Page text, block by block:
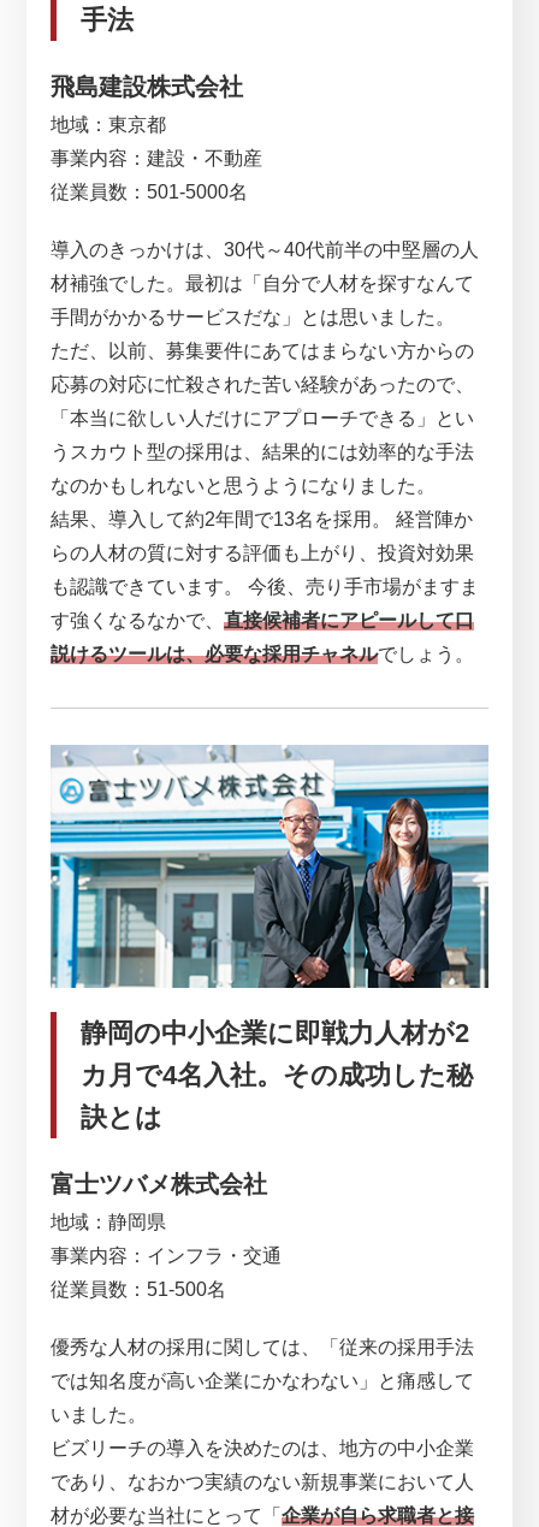
手法
飛島建設株式会社
地域：東京都
事業内容：建設・不動産
従業員数：501-5000名
導入のきっかけは、30代～40代前半の中堅層の人
材補強でした。最初は「自分で人材を探すなんて
手間がかかるサービスだな」とは思いました。
ただ、以前、募集要件にあてはまらない方からの
応募の対応に忙殺された苦い経験があったので、
「本当に欲しい人だけにアプローチできる」とい
うスカウト型の採用は、結果的には効率的な手法
なのかもしれないと思うようになりました。
結果、導入して約2年間で13名を採用。 経営陣か
らの人材の質に対する評価も上がり、投資対効果
も認識できています。 今後、売り手市場がますま
す強くなるなかで、直接候補者にアピールして口
説けるツールは、必要な採用チャネルでしょう。
静岡の中小企業に即戦力人材が2
カ月で4名入社。その成功した秘
訣とは
富士ツバメ株式会社
地域：静岡県
事業内容：インフラ・交通
従業員数：51-500名
優秀な人材の採用に関しては、「従来の採用手法
では知名度が高い企業にかなわない」と痛感して
いました。
ビズリーチの導入を決めたのは、地方の中小企業
であり、なおかつ実績のない新規事業において人
材が必要な当社にとって「企業が自ら求職者と接